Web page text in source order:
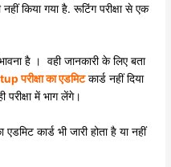
किया गया है. रूटिंग परीक्षा से एक
है । वही जानकारी के लिए बता
का एडमिट कार्ड नहीं दिया
परीक्षा में भाग लेंगे।
कार्ड भी जारी होता है या नहीं